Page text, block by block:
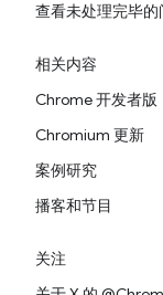
查看未处理完毕的
相关内容
Chrome 开发者版
Chromium 更新
案例研究
播客和节目
关注